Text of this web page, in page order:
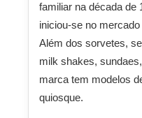
familiar na década de
iniciou-se no
Além dos sorvetes,
milk shakes,
marca tem modelos
quiosque.